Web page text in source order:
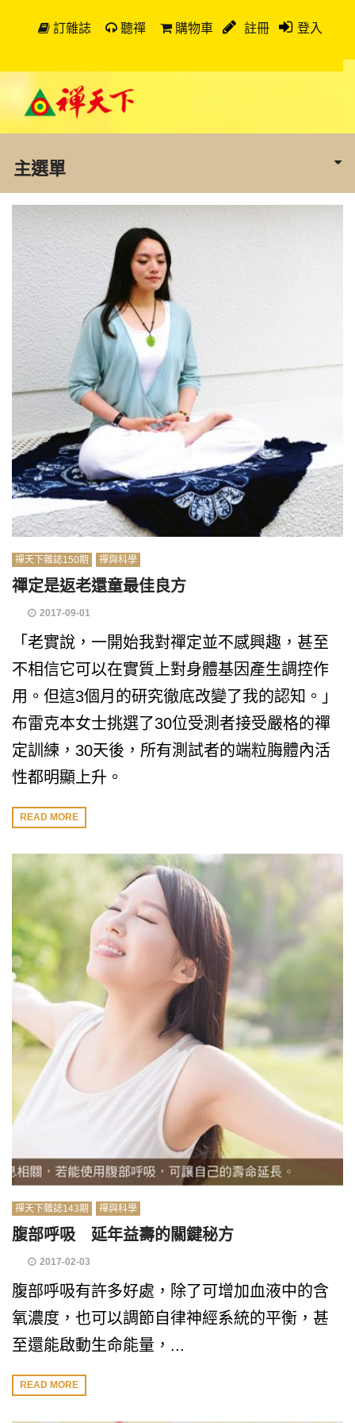
訂雜誌 聽禪 購物車 註冊 登入
主選單
禪天下雜誌150期 禪與科學
禪定是返老還童最佳良方
2017-09-01
「老實說，一開始我對禪定並不感興趣，甚至
不相信它可以在實質上對身體基因產生調控作
用。但這3個月的研究徹底改變了我的認知。」
布雷克本女士挑選了30位受測者接受嚴格的禪
定訓練，30天後，所有測試者的端粒脢體內活
性都明顯上升。
READ MORE
禪天下雜誌143期 禪與科學
腹部呼吸 延年益壽的關鍵秘方
2017-02-03
腹部呼吸有許多好處，除了可增加血液中的含
氧濃度，也可以調節自律神經系統的平衡，甚
至還能啟動生命能量，...
READ MORE